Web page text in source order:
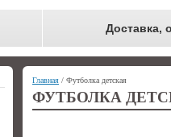
Доставка,
Главная / Футболка детская
ФУТБОЛКА